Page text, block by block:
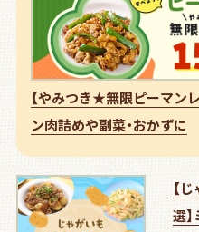
【やみつき★無限ピーマン
ン肉詰めや副菜・おかずに
【
選